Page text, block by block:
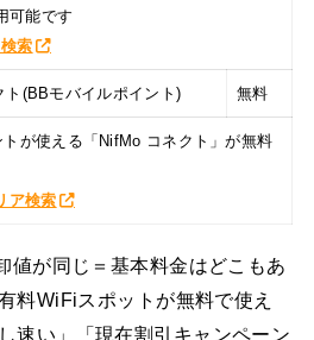
可能です
索
ト(BBモバイルポイント) 無料
が使える「NifMo コネクト」が無料
ア検索
値が同じ＝基本料金はどこもあ
料WiFiスポットが無料で使え
速い」「現在割引キャンペーン